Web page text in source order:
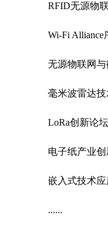
RFID无源物联
Wi-Fi Alliance
无源物联网与
毫米波雷达技
LoRa创新论坛
电子纸产业创
嵌入式技术应
......